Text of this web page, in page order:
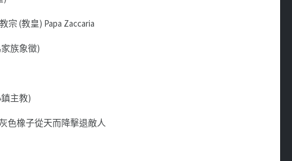
宗 (教皇) Papa Zaccaria
族象徵)
主教)
色橡子從天而降擊退敵人